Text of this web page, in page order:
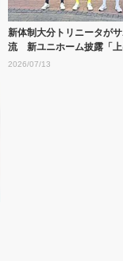
新体制大分トリニータが
流 新ユニホーム披露「上
一歩一歩...
2026/07/13